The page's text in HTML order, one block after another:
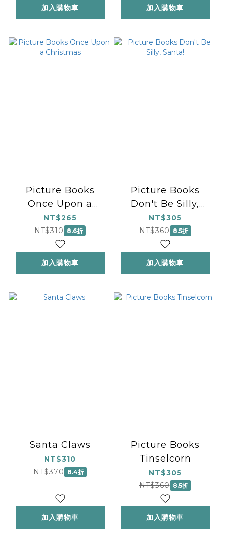
加入購物車 加入購物車
Picture Books
Once Upon a
Christmas
NT$265
NT$310 8.6折
加入購物車
Picture Books
Don't Be Silly,
Santa!
NT$305
NT$360 8.5折
加入購物車
Santa Claws
NT$310
NT$370 8.4折
加入購物車
Picture Books
Tinselcorn
NT$305
NT$360 8.5折
加入購物車